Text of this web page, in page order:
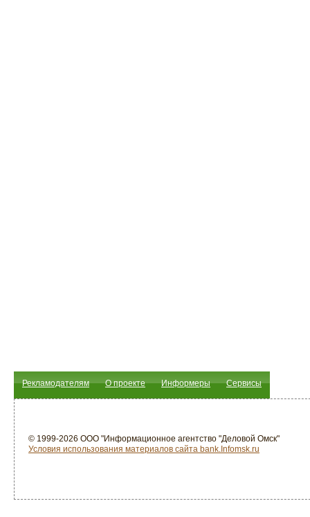
Рекламодателям О проекте Информеры Сервисы
© 1999-2026 ООО "Информационное агентство "Деловой Омск"
Условия использования материалов сайта bank.Infomsk.ru